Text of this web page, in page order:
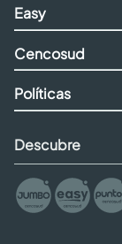
Easy
Cencosud
Políticas
Descubre